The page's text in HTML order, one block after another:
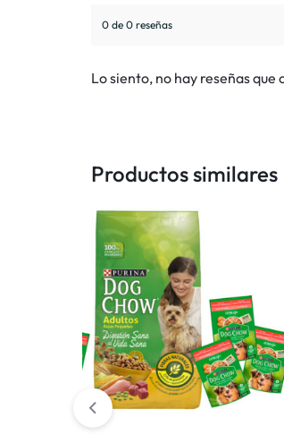
0 de 0 reseñas
Lo siento, no hay reseñas
Productos similares